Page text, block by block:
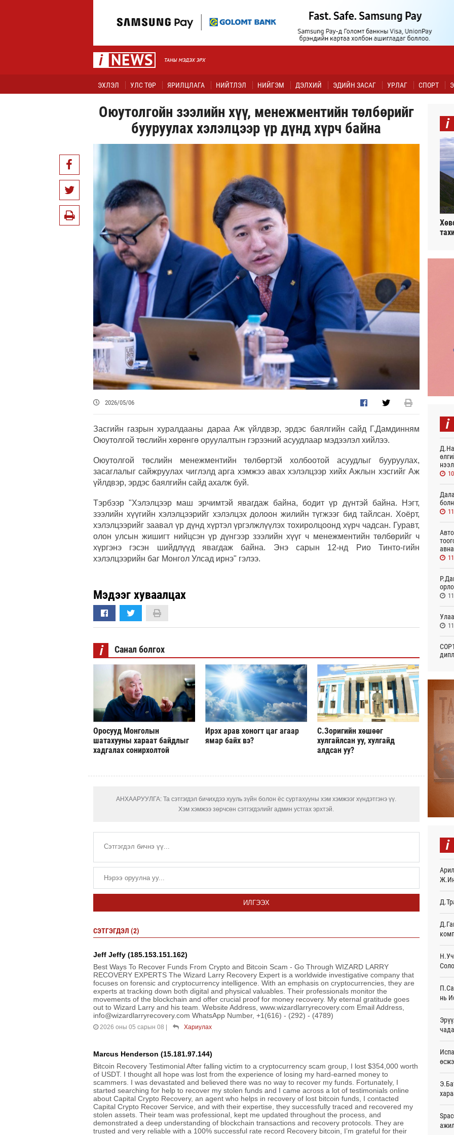
ЭХЛЭЛ УЛС ТӨР ЯРИЛЦЛАГА НИЙТЛЭЛ НИЙГЭМ ДЭЛХИЙ ЭДИЙН ЗАСАГ УРЛАГ СПОРТ
Оюутолгойн зээлийн хүү, менежментийн төлбөрийг
бууруулах хэлэлцээр үр дүнд хүрч байна
2026/05/06
Засгийн газрын хуралдааны дараа Аж үйлдвэр, эрдэс баялгийн сайд Г.Дамдинням
Оюутолгой төслийн хөрөнгө оруулалтын гэрээний асуудлаар мэдээлэл хийлээ.
Оюутолгой төслийн менежментийн төлбөртэй холбоотой асуудлыг бууруулах,
засаглалыг сайжруулах чиглэлд арга хэмжээ авах хэлэлцээр хийх Ажлын хэсгийг Аж
үйлдвэр, эрдэс баялгийн сайд ахалж буй.
Тэрбээр "Хэлэлцээр маш эрчимтэй явагдаж байна, бодит үр дүнтэй байна. Нэгт,
зээлийн хүүгийн хэлэлцээрийг хэлэлцэх долоон жилийн түгжээг бид тайлсан. Хоёрт,
хэлэлцээрийг заавал үр дүнд хүртэл үргэлжлүүлэх тохиролцоонд хүрч чадсан. Гуравт,
олон улсын жишигт нийцсэн үр дүнгээр зээлийн хүүг ч менежментийн төлбөрийг ч
хүргэнэ гэсэн шийдлүүд явагдаж байна. Энэ сарын 12-нд Рио Тинто-гийн
хэлэлцээрийн баг Монгол Улсад ирнэ" гэлээ.
Мэдээг хуваалцах
i Санал болгох
Оросууд Монголын
шатахууны хараат байдлыг
хадгалах сонирхолтой
Ирэх арав хоногт цаг агаар
ямар байх вэ?
С.Зоригийн хөшөөг
хулгайлсан уу, хулгайд
алдсан уу?
АНХААРУУЛГА: Та сэтгэгдэл бичихдээ хууль зүйн болон ёс суртахууны хэм хэмжээг хүндэтгэнэ үү.
Хэм хэмжээ зөрчсөн сэтгэгдэлийг админ устгах эрхтэй.
ИЛГЭЭХ
СЭТГЭГДЭЛ (2)
Jeff Jeffy (185.153.151.162)
Best Ways To Recover Funds From Crypto and Bitcoin Scam - Go Through WIZARD LARRY
RECOVERY EXPERTS The Wizard Larry Recovery Expert is a worldwide investigative company that
focuses on forensic and cryptocurrency intelligence. With an emphasis on cryptocurrencies, they are
experts at tracking down both digital and physical valuables. Their professionals monitor the
movements of the blockchain and offer crucial proof for money recovery. My eternal gratitude goes
out to Wizard Larry and his team. Website Address, www.wizardlarryrecovery.com Email Address,
info@wizardlarryrecovery.com WhatsApp Number, +1(616) - (292) - (4789)
2026 оны 05 сарын 08 Хариулах
Marcus Henderson (15.181.97.144)
Bitcoin Recovery Testimonial After falling victim to a cryptocurrency scam group, I lost $354,000 worth
of USDT. I thought all hope was lost from the experience of losing my hard-earned money to
scammers. I was devastated and believed there was no way to recover my funds. Fortunately, I
started searching for help to recover my stolen funds and I came across a lot of testimonials online
about Capital Crypto Recovery, an agent who helps in recovery of lost bitcoin funds, I contacted
Capital Crypto Recover Service, and with their expertise, they successfully traced and recovered my
stolen assets. Their team was professional, kept me updated throughout the process, and
demonstrated a deep understanding of blockchain transactions and recovery protocols. They are
trusted and very reliable with a 100% successful rate record Recovery bitcoin, I’m grateful for their
i
i
авна
i
нь